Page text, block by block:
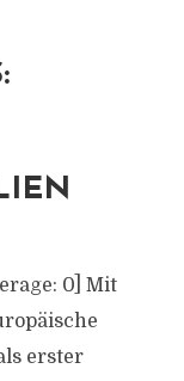
0] Mit
erster